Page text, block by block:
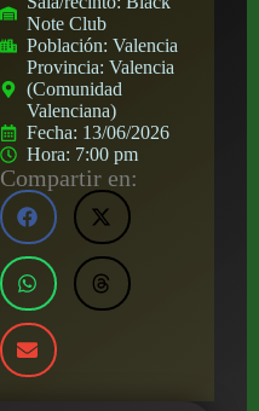
Note Club
Población:Valencia
Provincia:Valencia
(Comunidad
Valenciana)
Fecha: 13/06/2026
Hora: 7:00 pm
Compartir en: